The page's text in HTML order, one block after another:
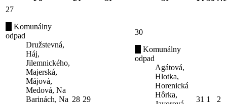
27
Komunálny
odpad
Družstevná,
Háj,
Jilemnického,
Majerská,
Májová,
Medová, Na
Barinách, Na 28 29
30
Komunálny
odpad
Agátová,
Hlotka,
Horenická
Hôrka,
31 1 2